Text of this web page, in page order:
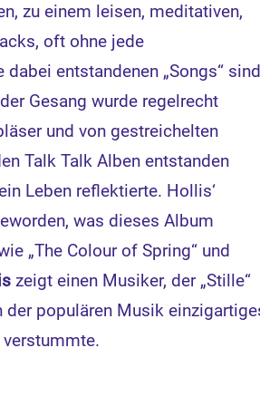
zu einem leisen, meditativen,
oft ohne jede
entstandenen „Songs“
Gesang wurde regelrecht
und von gestreichelten
Talk Talk Alben entstanden
Leben reflektierte. Hollis‘
was dieses Album
„The Colour of Spring“ und
zeigt einen Musiker, der „Stille“
populären Musik